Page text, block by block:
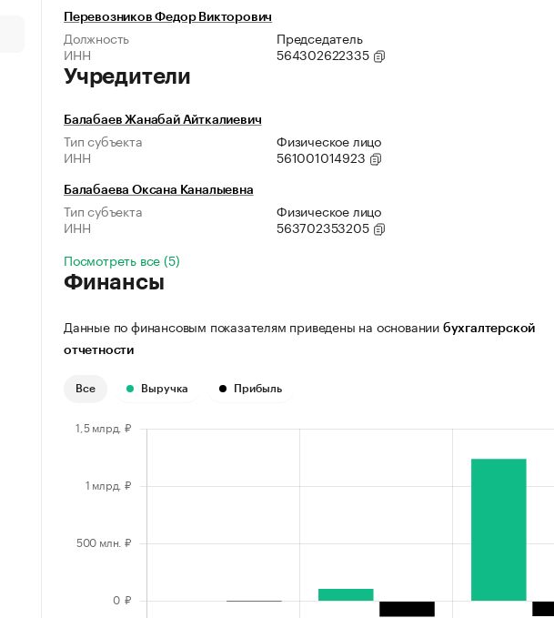
Перевозников Федор Викторович
Должность
Председатель
ИНН
564302622335
Учредители
Балабаев Жанабай Айткалиевич
Тип субъекта
Физическое лицо
ИНН
561001014923
Балабаева Оксана Каналыевна
Тип субъекта
Физическое лицо
ИНН
563702353205
Посмотреть все (5)
Финансы
Данные по финансовым показателям приведены на основании бухгалтерской
отчетности
Все Выручка Прибыль